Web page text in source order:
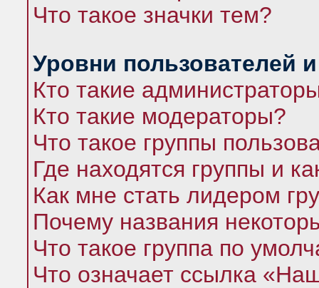
Что такое значки тем?
Уровни пользователей
Кто такие
Кто такие модераторы?
Что такое группы
Где находятся группы и
Как мне стать лидером
Почему названия
Что такое группа по
Что означает ссылка